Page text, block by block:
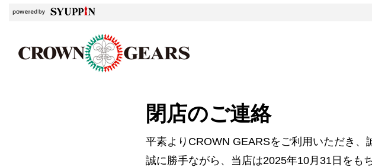
閉店のご連絡
平素よりCROWN GEARSをご利用いただき、
誠に勝手ながら、当店は2025年10月31日をも